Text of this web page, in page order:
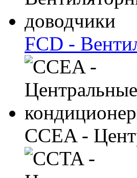
FCD -
CCEA -